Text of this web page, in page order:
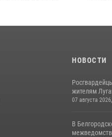
НОВОСТИ
жителям
07 августа
В